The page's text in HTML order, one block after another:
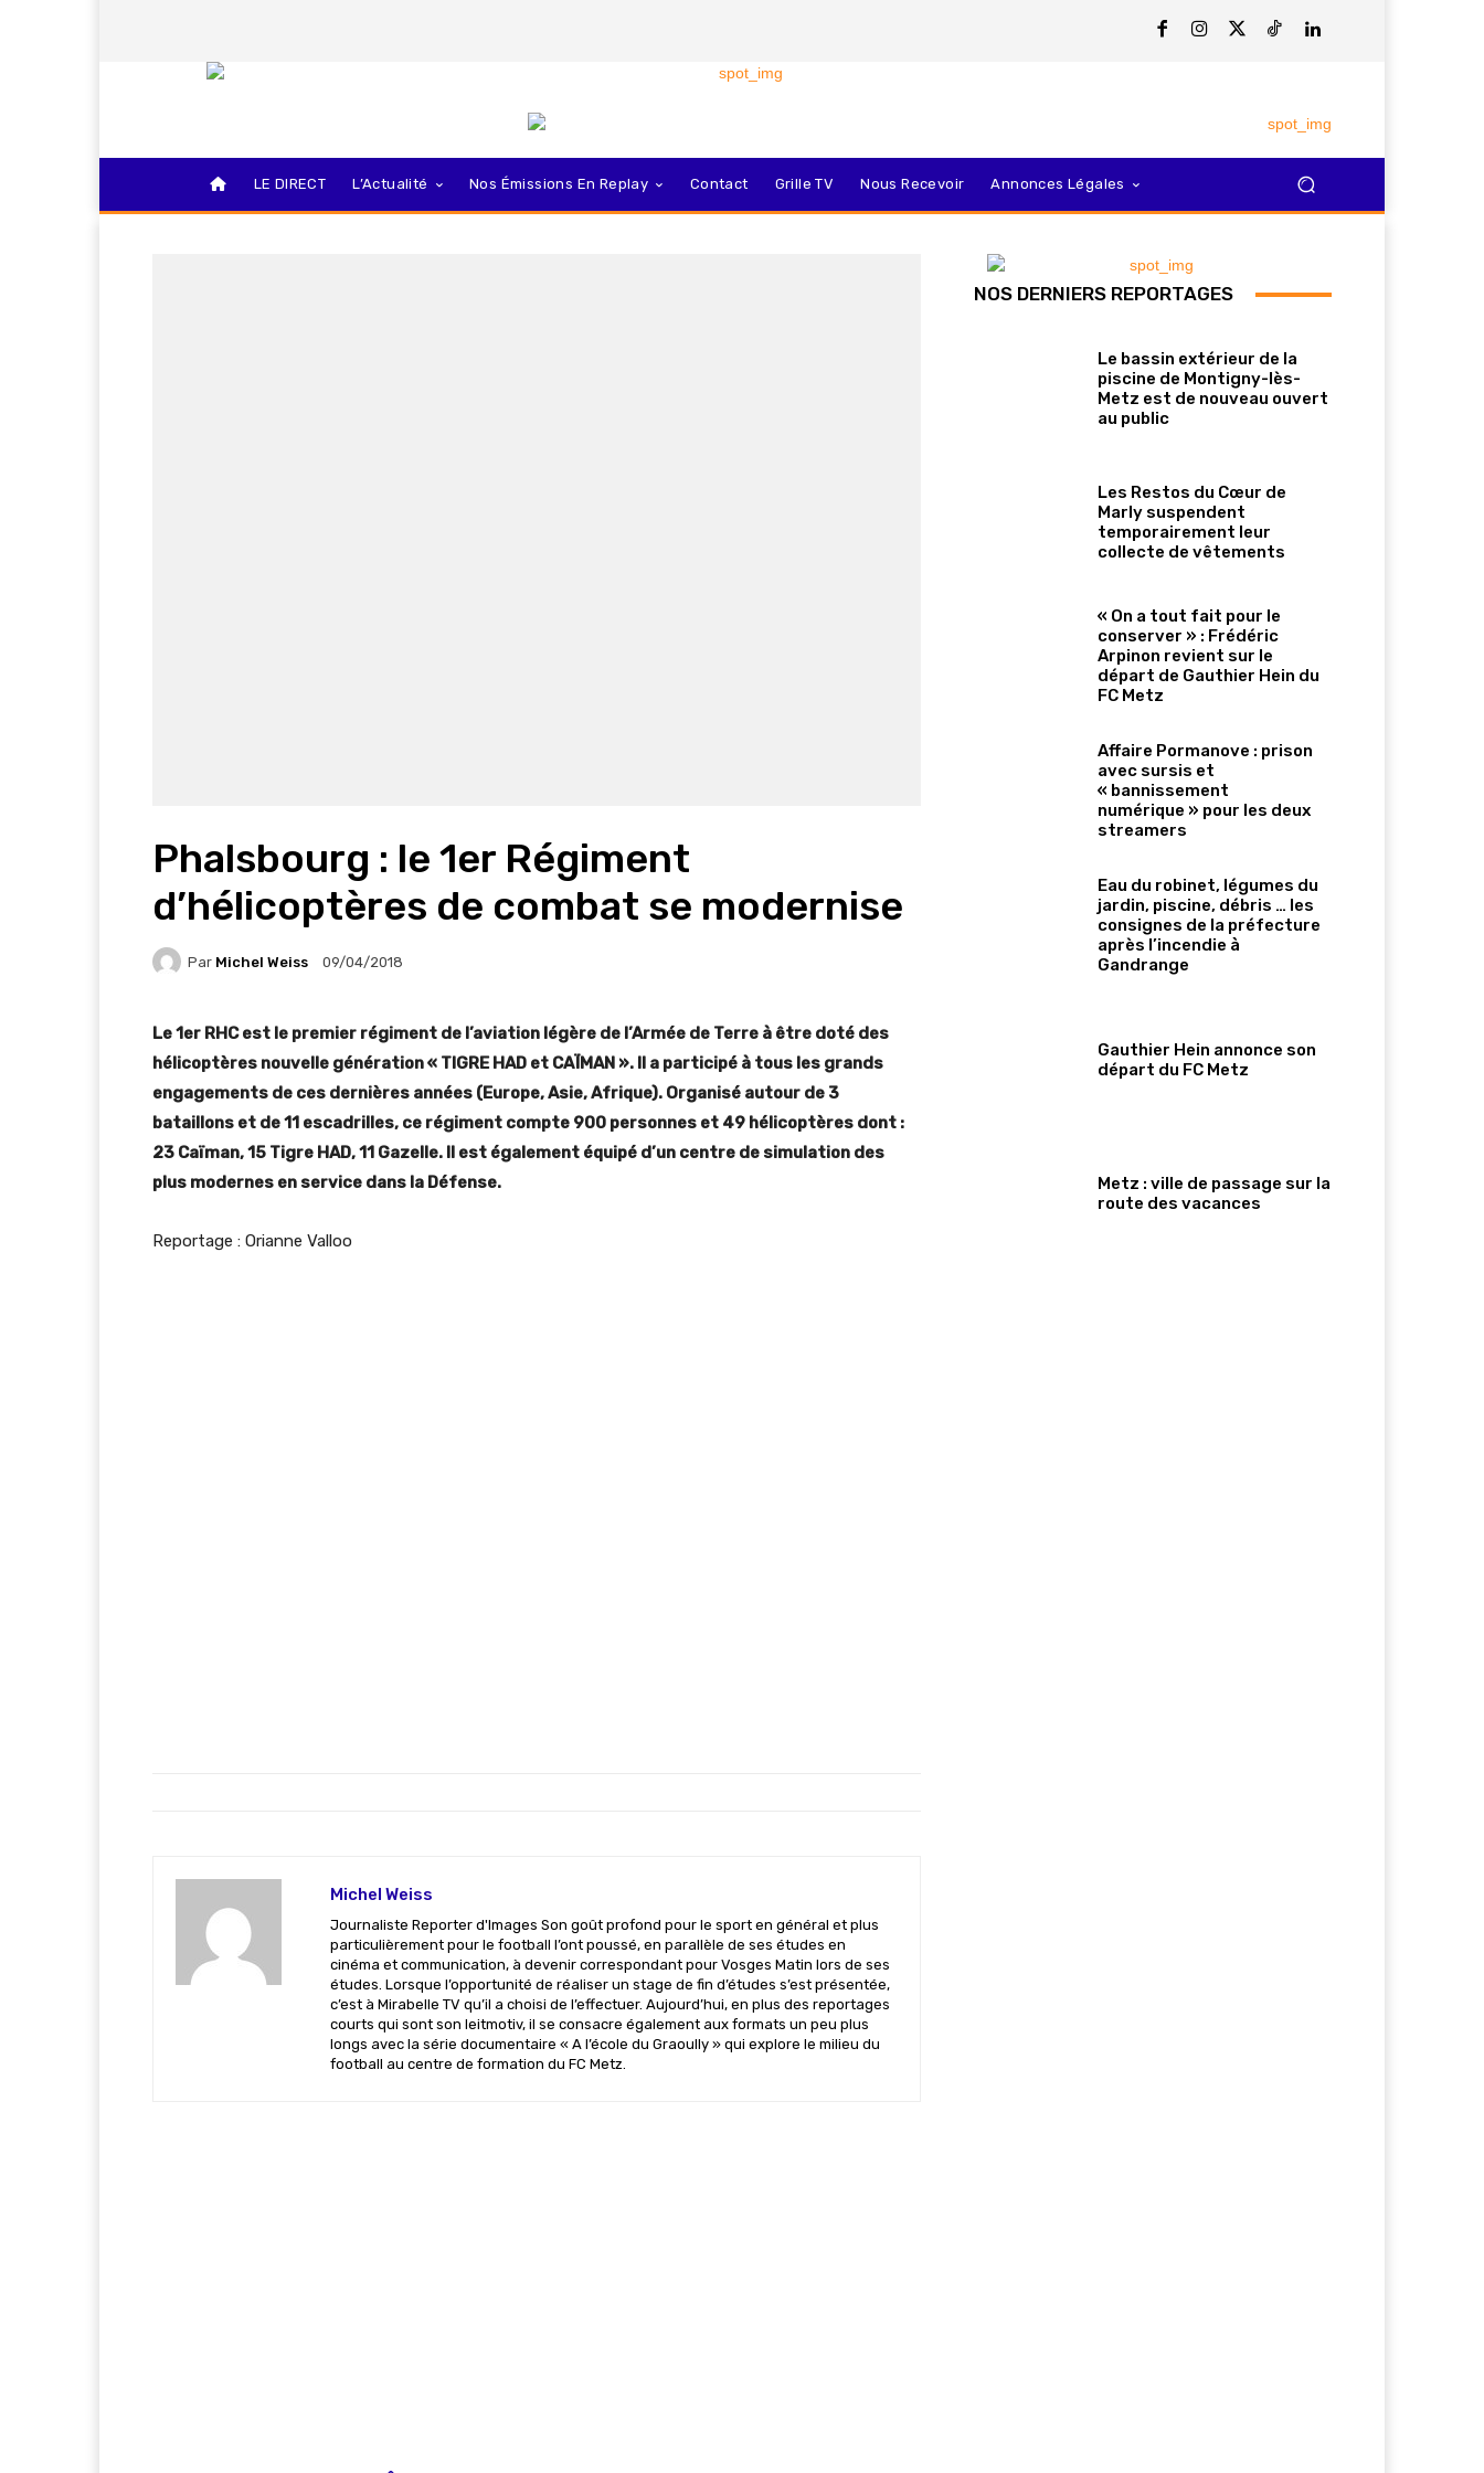
LE DIRECT L’Actualité Nos Émissions En Replay Contact Grille TV Nous Recevoir Annonces Légales
Phalsbourg : le 1er Régiment
d’hélicoptères de combat se modernise
Par Michel Weiss 09/04/2018
Le 1er RHC est le premier régiment de l’aviation légère de l’Armée de Terre à être doté des
hélicoptères nouvelle génération « TIGRE HAD et CAÏMAN ». Il a participé à tous les grands
engagements de ces dernières années (Europe, Asie, Afrique). Organisé autour de 3
bataillons et de 11 escadrilles, ce régiment compte 900 personnes et 49 hélicoptères dont :
23 Caïman, 15 Tigre HAD, 11 Gazelle. Il est également équipé d’un centre de simulation des
plus modernes en service dans la Défense.
Reportage : Orianne Valloo
Michel Weiss
Journaliste Reporter d'Images Son goût profond pour le sport en général et plus
particulièrement pour le football l’ont poussé, en parallèle de ses études en
cinéma et communication, à devenir correspondant pour Vosges Matin lors de ses
études. Lorsque l’opportunité de réaliser un stage de fin d’études s’est présentée,
c’est à Mirabelle TV qu’il a choisi de l’effectuer. Aujourd’hui, en plus des reportages
courts qui sont son leitmotiv, il se consacre également aux formats un peu plus
longs avec la série documentaire « A l’école du Graoully » qui explore le milieu du
football au centre de formation du FC Metz.
NOS DERNIERS REPORTAGES
Le bassin extérieur de la
piscine de Montigny-lès-
Metz est de nouveau ouvert
au public
Les Restos du Cœur de
Marly suspendent
temporairement leur
collecte de vêtements
« On a tout fait pour le
conserver » : Frédéric
Arpinon revient sur le
départ de Gauthier Hein du
FC Metz
Affaire Pormanove : prison
avec sursis et
« bannissement
numérique » pour les deux
streamers
Eau du robinet, légumes du
jardin, piscine, débris … les
consignes de la préfecture
après l’incendie à
Gandrange
Gauthier Hein annonce son
départ du FC Metz
Metz : ville de passage sur la
route des vacances